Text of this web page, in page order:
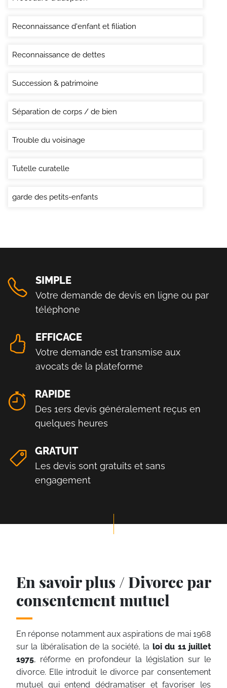
Reconnaissance d'enfant et filiation
Reconnaissance de dettes
Succession & patrimoine
Séparation de corps / de bien
Trouble du voisinage
Tutelle curatelle
garde des petits-enfants
SIMPLE
Votre demande de devis en ligne ou par
téléphone
EFFICACE
Votre demande est transmise aux
avocats de la plateforme
RAPIDE
Des 1ers devis généralement reçus en
quelques heures
GRATUIT
Les devis sont gratuits et sans
engagement
En savoir plus / Divorce par
consentement mutuel
En réponse notamment aux aspirations de mai 1968
sur la libéralisation de la société, la loi du 11 juillet
1975, réforme en profondeur la législation sur le
divorce. Elle introduit le divorce par consentement
mutuel qui entend dédramatiser et favoriser les